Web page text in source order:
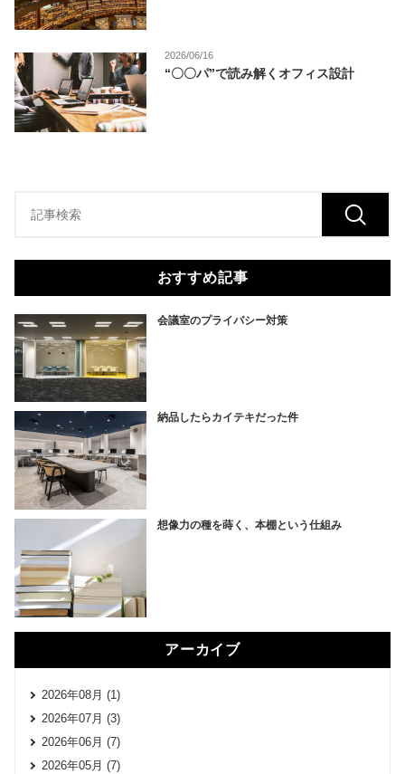
2026/06/16
“〇〇パ”で読み解くオフィス設計
おすすめ記事
会議室のプライバシー対策
納品したらカイテキだった件
想像力の種を蒔く、本棚という仕組み
アーカイブ
2026年08月 (1)
2026年07月 (3)
2026年06月 (7)
2026年05月 (7)